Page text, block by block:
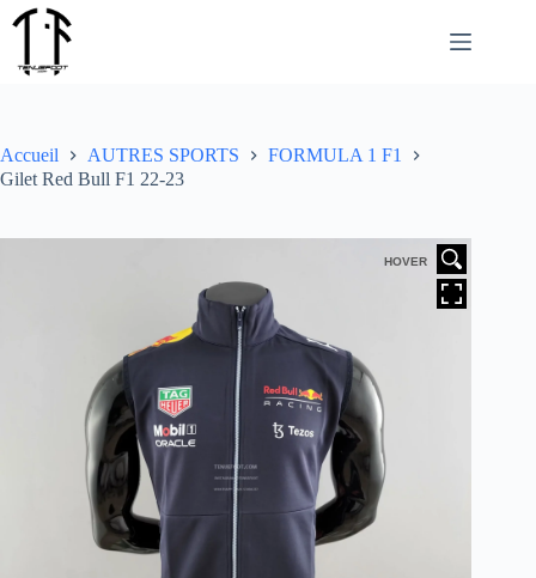
Passer
au
Accueil AUTRES SPORTS
FORMULA 1 F1
Gilet Red Bull F1 22-23
HOVER